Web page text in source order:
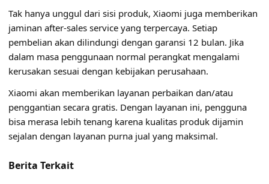
Tak hanya unggul dari sisi produk, Xiaomi juga memberikan
jaminan after-sales service yang terpercaya. Setiap
pembelian akan dilindungi dengan garansi 12 bulan. Jika
dalam masa penggunaan normal perangkat mengalami
kerusakan sesuai dengan kebijakan perusahaan.
Xiaomi akan memberikan layanan perbaikan dan/atau
penggantian secara gratis. Dengan layanan ini, pengguna
bisa merasa lebih tenang karena kualitas produk dijamin
sejalan dengan layanan purna jual yang maksimal.
Berita Terkait